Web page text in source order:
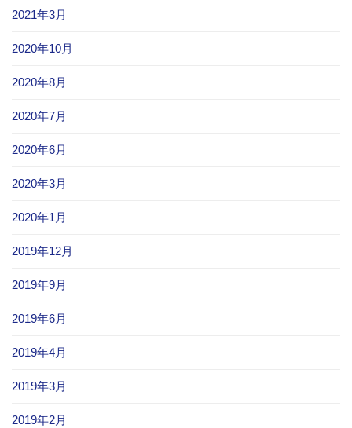
2021年3月
2020年10月
2020年8月
2020年7月
2020年6月
2020年3月
2020年1月
2019年12月
2019年9月
2019年6月
2019年4月
2019年3月
2019年2月